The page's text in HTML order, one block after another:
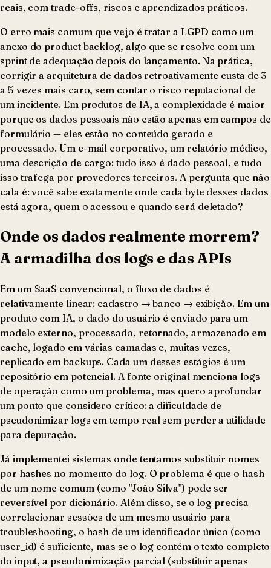
reais, com trade-offs, riscos e aprendizados práticos.
O erro mais comum que vejo é tratar a LGPD como um
anexo do product backlog, algo que se resolve com um
sprint de adequação depois do lançamento. Na prática,
corrigir a arquitetura de dados retroativamente custa de 3
a 5 vezes mais caro, sem contar o risco reputacional de
um incidente. Em produtos de IA, a complexidade é maior
porque os dados pessoais não estão apenas em campos de
formulário — eles estão no conteúdo gerado e
processado. Um e-mail corporativo, um relatório médico,
uma descrição de cargo: tudo isso é dado pessoal, e tudo
isso trafega por provedores terceiros. A pergunta que não
cala é: você sabe exatamente onde cada byte desses dados
está agora, quem o acessou e quando será deletado?
Onde os dados realmente morrem?
A armadilha dos logs e das APIs
Em um SaaS convencional, o fluxo de dados é
relativamente linear: cadastro → banco → exibição. Em um
produto com IA, o dado do usuário é enviado para um
modelo externo, processado, retornado, armazenado em
cache, logado em várias camadas e, muitas vezes,
replicado em backups. Cada um desses estágios é um
repositório em potencial. A fonte original menciona logs
de operação como um problema, mas quero aprofundar
um ponto que considero crítico: a dificuldade de
pseudonimizar logs em tempo real sem perder a utilidade
para depuração.
Já implementei sistemas onde tentamos substituir nomes
por hashes no momento do log. O problema é que o hash
de um nome comum (como "João Silva") pode ser
reversível por dicionário. Além disso, se o log precisa
correlacionar sessões de um mesmo usuário para
troubleshooting, o hash de um identificador único (como
user_id) é suficiente, mas se o log contém o texto completo
do input, a pseudonimização parcial (substituir apenas